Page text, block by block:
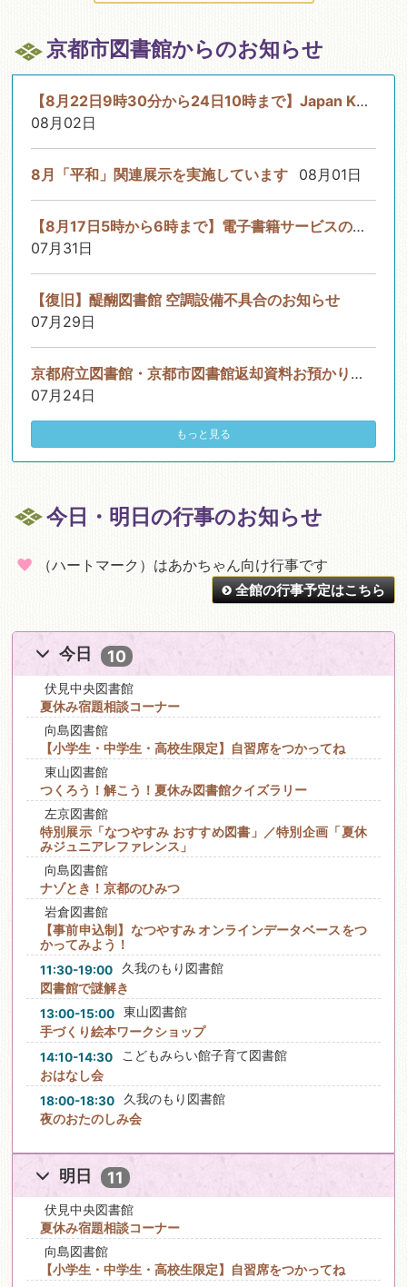
京都市図書館からのお知らせ
【8月22日9時30分から24日10時まで】Japan Knowledge Libのサービ...
08月02日
8月「平和」関連展示を実施しています 08月01日
【8月17日5時から6時まで】電子書籍サービスのシステムメンテナン...
07月31日
【復旧】醍醐図書館 空調設備不具合のお知らせ
07月29日
京都府立図書館・京都市図書館返却資料お預かりサービスについて
07月24日
もっと見る
今日・明日の行事のお知らせ
（ハートマーク）はあかちゃん向け行事です
全館の行事予定はこちら
今日 10
伏見中央図書館
夏休み宿題相談コーナー
向島図書館
【小学生・中学生・高校生限定】自習席をつかってね
東山図書館
つくろう！解こう！夏休み図書館クイズラリー
左京図書館
特別展示「なつやすみ おすすめ図書」／特別企画「夏休
みジュニアレファレンス」
向島図書館
ナゾとき！京都のひみつ
岩倉図書館
【事前申込制】なつやすみ オンラインデータベースをつ
かってみよう！
11:30-19:00 久我のもり図書館
図書館で謎解き
13:00-15:00 東山図書館
手づくり絵本ワークショップ
14:10-14:30 こどもみらい館子育て図書館
おはなし会
18:00-18:30 久我のもり図書館
夜のおたのしみ会
明日 11
伏見中央図書館
夏休み宿題相談コーナー
向島図書館
【小学生・中学生・高校生限定】自習席をつかってね